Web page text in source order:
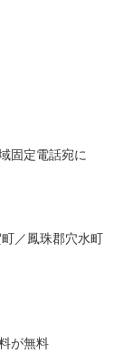
固定電話宛に
／鳳珠郡穴水町
が無料